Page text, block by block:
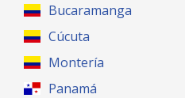
Bucaramanga
Cúcuta
Montería
Panamá